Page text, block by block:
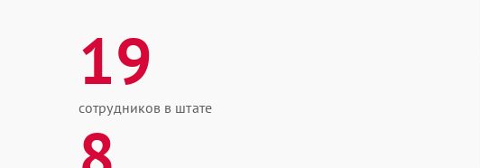
19
сотрудников в штате